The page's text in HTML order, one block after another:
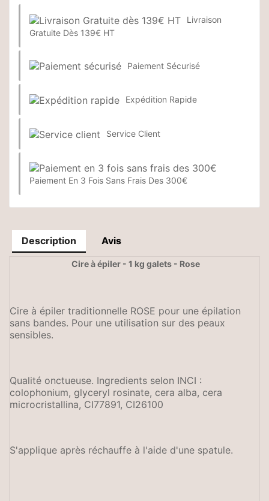
Livraison
Gratuite Dès 139€ HT
Paiement Sécurisé
Expédition Rapide
Service Client
Paiement En 3 Fois Sans Frais Des 300€
Description Avis
Cire à épiler - 1 kg galets - Rose
Cire à épiler traditionnelle ROSE pour une épilation
sans bandes. Pour une utilisation sur des peaux
sensibles.
Qualité onctueuse. Ingredients selon INCI :
colophonium, glyceryl rosinate, cera alba, cera
microcristallina, CI77891, CI26100
S'applique après réchauffe à l'aide d'une spatule.